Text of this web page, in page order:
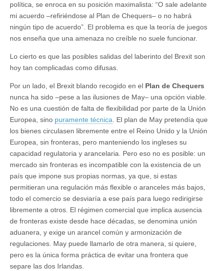
política, se enroca en su posición maximalista: “O sale adelante
mi acuerdo –refiriéndose al Plan de Chequers– o no habrá
ningún tipo de acuerdo”. El problema es que la teoría de juegos
nos enseña que una amenaza no creíble no suele funcionar.
Lo cierto es que las posibles salidas del laberinto del Brexit son
hoy tan complicadas como difusas.
Por un lado, el Brexit blando recogido en el Plan de Chequers
nunca ha sido –pese a las ilusiones de May– una opción viable.
No es una cuestión de falta de flexibilidad por parte de la Unión
Europea, sino puramente técnica . El plan de May pretendía que
los bienes circulasen libremente entre el Reino Unido y la Unión
Europea, sin fronteras, pero manteniendo los ingleses su
capacidad regulatoria y arancelaria. Pero eso no es posible: un
mercado sin fronteras es incompatible con la existencia de un
país que impone sus propias normas, ya que, si estas
permitieran una regulación más flexible o aranceles más bajos,
todo el comercio se desviaría a ese país para luego redirigirse
libremente a otros. El régimen comercial que implica ausencia
de fronteras existe desde hace décadas, se denomina unión
aduanera, y exige un arancel común y armonización de
regulaciones. May puede llamarlo de otra manera, si quiere,
pero es la única forma práctica de evitar una frontera que
separe las dos Irlandas.